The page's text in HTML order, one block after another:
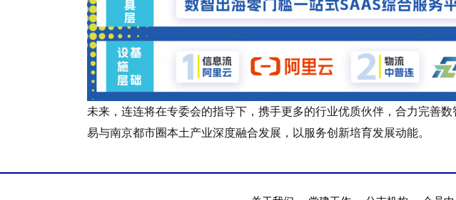
未来，连连将在专委会的指导下，携手更多的行业优质伙伴，合力完善
易与南京都市圈本土产业深度融合发展，以服务创新培育发展动能。